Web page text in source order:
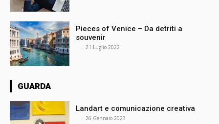
Pieces of Venice – Da detriti a
souvenir
- 21 Luglio 2022
GUARDA
Landart e comunicazione creativa
- 26 Gennaio 2023